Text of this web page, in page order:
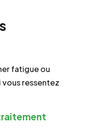
fatigue ou
ressentez